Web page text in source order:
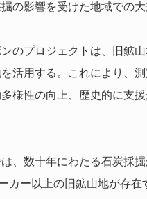
の影響を受けた地域での
のプロジェクトは、旧鉱
活用する。これにより、
様性の向上、歴史的に支
、数十年にわたる石炭採
カー以上の旧鉱山地が存